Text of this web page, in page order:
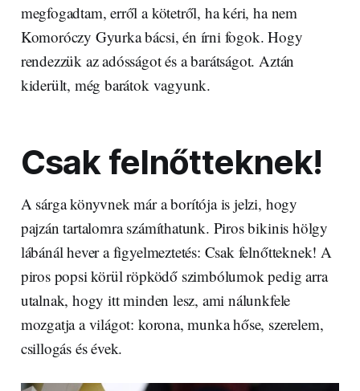
megfogadtam, erről a kötetről, ha kéri, ha nem
Komoróczy Gyurka bácsi, én írni fogok. Hogy
rendezzük az adósságot és a barátságot. Aztán
kiderült, még barátok vagyunk.
Csak felnőtteknek!
A sárga könyvnek már a borítója is jelzi, hogy
pajzán tartalomra számíthatunk. Piros bikinis hölgy
lábánál hever a figyelmeztetés: Csak felnőtteknek! A
piros popsi körül röpködő szimbólumok pedig arra
utalnak, hogy itt minden lesz, ami nálunkfele
mozgatja a világot: korona, munka hőse, szerelem,
csillogás és évek.